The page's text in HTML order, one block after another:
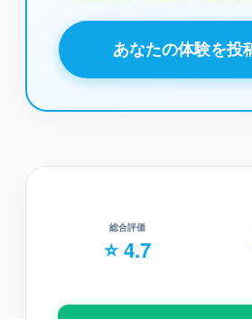
あなたの体験を投
総合評価
⭐ 4.7